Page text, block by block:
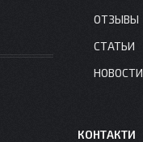
ОТЗЫВЫ
СТАТЬИ
НОВОСТИ
КОНТАКТИ